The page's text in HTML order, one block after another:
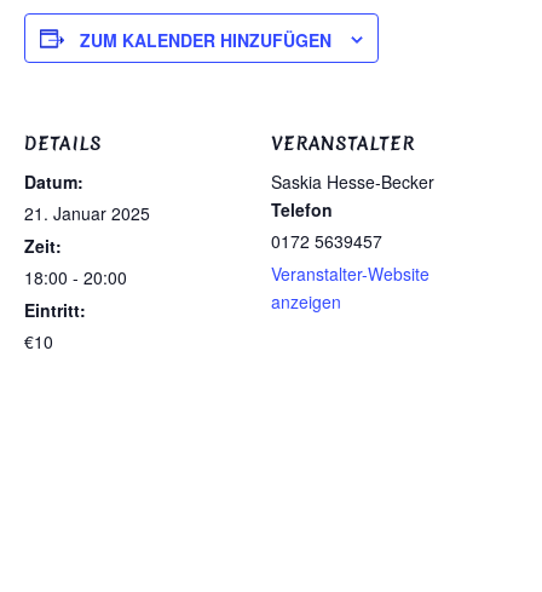
ZUM KALENDER HINZUFÜGEN
DETAILS
Datum:
21. Januar 2025
Zeit:
18:00 - 20:00
Eintritt:
€10
VERANSTALTER
Saskia Hesse-Becker
Telefon
0172 5639457
Veranstalter-Website
anzeigen